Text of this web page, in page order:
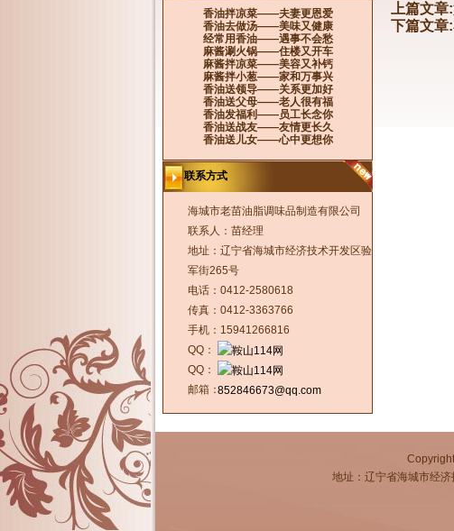
香油拌凉菜——夫妻更恩爱
香油去做汤——美味又健康
经常用香油——遇事不会愁
麻酱涮火锅——住楼又开车
麻酱拌凉菜——美容又补钙
麻酱拌小葱——家和万事兴
香油送领导——关系更加好
香油送父母——老人很有福
香油发福利——员工长念你
香油送战友——友情更长久
香油送儿女——心中更想你
联系方式
海城市老苗油脂调味品制造有限公司
联系人：苗经理
地址：辽宁省海城市经济技术开发区验
军街265号
电话：0412-2580618
传真：0412-3363766
手机：15941266816
QQ：
QQ：
邮箱：852846673@qq.com
上篇文章:
下篇文章:
地址：辽宁省海城市经